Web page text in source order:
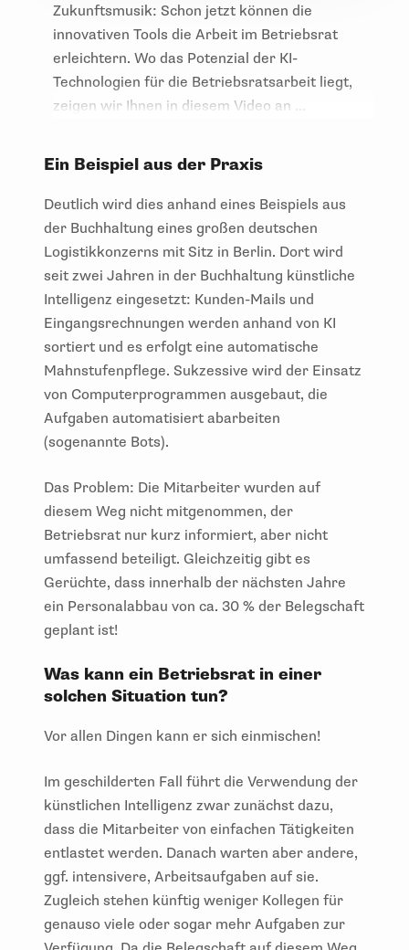
Zukunftsmusik: Schon jetzt können die
innovativen Tools die Arbeit im Betriebsrat
erleichtern. Wo das Potenzial der KI-
Technologien für die Betriebsratsarbeit liegt,
zeigen wir Ihnen in diesem Video an ...
Ein Beispiel aus der Praxis
Deutlich wird dies anhand eines Beispiels aus
der Buchhaltung eines großen deutschen
Logistikkonzerns mit Sitz in Berlin. Dort wird
seit zwei Jahren in der Buchhaltung künstliche
Intelligenz eingesetzt: Kunden-Mails und
Eingangsrechnungen werden anhand von KI
sortiert und es erfolgt eine automatische
Mahnstufenpflege. Sukzessive wird der Einsatz
von Computerprogrammen ausgebaut, die
Aufgaben automatisiert abarbeiten
(sogenannte Bots).
Das Problem: Die Mitarbeiter wurden auf
diesem Weg nicht mitgenommen, der
Betriebsrat nur kurz informiert, aber nicht
umfassend beteiligt. Gleichzeitig gibt es
Gerüchte, dass innerhalb der nächsten Jahre
ein Personalabbau von ca. 30 % der Belegschaft
geplant ist!
Was kann ein Betriebsrat in einer
solchen Situation tun?
Vor allen Dingen kann er sich einmischen!
Im geschilderten Fall führt die Verwendung der
künstlichen Intelligenz zwar zunächst dazu,
dass die Mitarbeiter von einfachen Tätigkeiten
entlastet werden. Danach warten aber andere,
ggf. intensivere, Arbeitsaufgaben auf sie.
Zugleich stehen künftig weniger Kollegen für
genauso viele oder sogar mehr Aufgaben zur